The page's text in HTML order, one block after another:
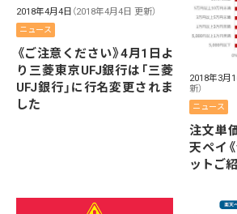
2018年4月4日 （2018年4月4日 更新）
ニュース
《ご注意ください》4月1日よ
り三菱東京UFJ銀行は「三菱
UFJ銀行」に行名変更されま
した
2018年3月
新）
ニュース
注文単
天ペイ
ットご